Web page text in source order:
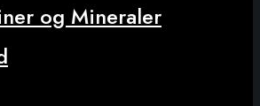
og Mineraler